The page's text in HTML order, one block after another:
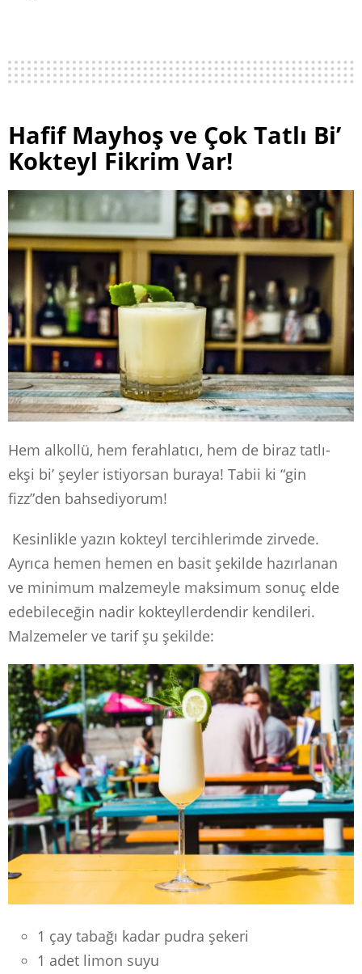
Hafif Mayhoş ve Çok Tatlı Bi’
Kokteyl Fikrim Var!
Hem alkollü, hem ferahlatıcı, hem de biraz tatlı-
ekşi bi’ şeyler istiyorsan buraya! Tabii ki “gin
fizz”den bahsediyorum!
Kesinlikle yazın kokteyl tercihlerimde zirvede.
Ayrıca hemen hemen en basit şekilde hazırlanan
ve minimum malzemeyle maksimum sonuç elde
edebileceğin nadir kokteyllerdendir kendileri.
Malzemeler ve tarif şu şekilde:
1 çay tabağı kadar pudra şekeri
1 adet limon suyu